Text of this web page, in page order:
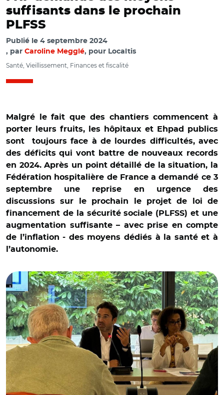
suffisants dans le prochain
PLFSS
Publié le 4 septembre 2024
par Caroline Megglé, pour Localtis
Santé, Vieillissement, Finances et fiscalité
Malgré le fait que des chantiers commencent à
porter leurs fruits, les hôpitaux et Ehpad publics
sont toujours face à de lourdes difficultés, avec
des déficits qui vont battre de nouveaux records
en 2024. Après un point détaillé de la situation, la
Fédération hospitalière de France a demandé ce 3
septembre une reprise en urgence des
discussions sur le prochain le projet de loi de
financement de la sécurité sociale (PLFSS) et une
augmentation suffisante – avec prise en compte
de l’inflation - des moyens dédiés à la santé et à
l’autonomie.
© @ArnaudRobinet/ Arnaud Robinet lors de la conférence